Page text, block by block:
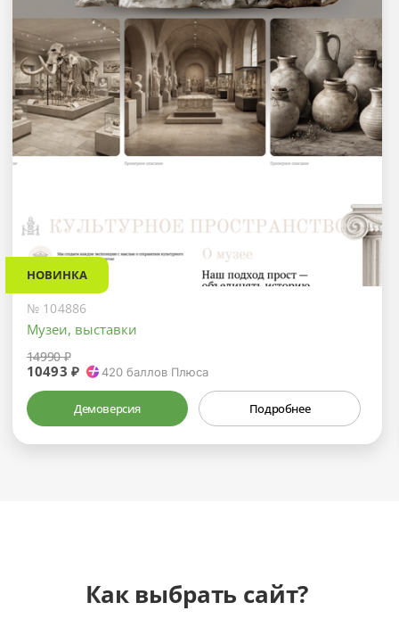
НОВИНКА
№ 104886
Музеи, выставки
14990 ₽
10493 ₽ 420 баллов Плюса
Демоверсия Подробнее
Как выбрать сайт?